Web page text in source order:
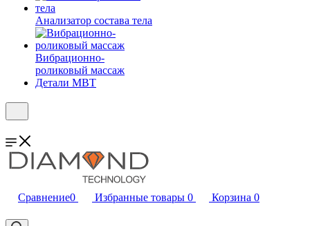
Анализатор состава тела
Вибрационно-
роликовый массаж
Детали MBT
Сравнение0 Избранные товары 0 Корзина 0